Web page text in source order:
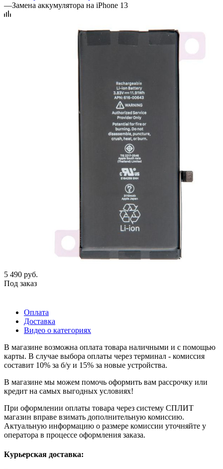
—Замена аккумулятора на iPhone 13
5 490 руб.
Под заказ
Оплата
Доставка
Видео о категориях
В магазине возможна оплата товара наличными и с помощью
карты. В случае выбора оплаты через терминал - комиссия
составит 10% за б/у и 15% за новые устройства.
В магазине мы можем помочь оформить вам рассрочку или
кредит на самых выгодных условиях!
При оформлении оплаты товара через систему СПЛИТ
магазин вправе взимать дополнительную комиссию.
Актуальную информацию о размере комиссии уточняйте у
оператора в процессе оформления заказа.
Курьерская доставка: